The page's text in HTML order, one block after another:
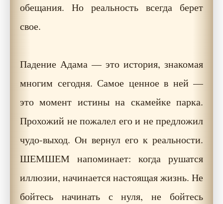
обещания. Но реальность всегда берет
свое.
Падение Адама — это история, знакомая
многим сегодня. Самое ценное в ней —
это момент истины на скамейке парка.
Прохожий не пожалел его и не предложил
чудо-выход. Он вернул его к реальности.
ШЕМШЕМ напоминает: когда рушатся
иллюзии, начинается настоящая жизнь. Не
бойтесь начинать с нуля, не бойтесь